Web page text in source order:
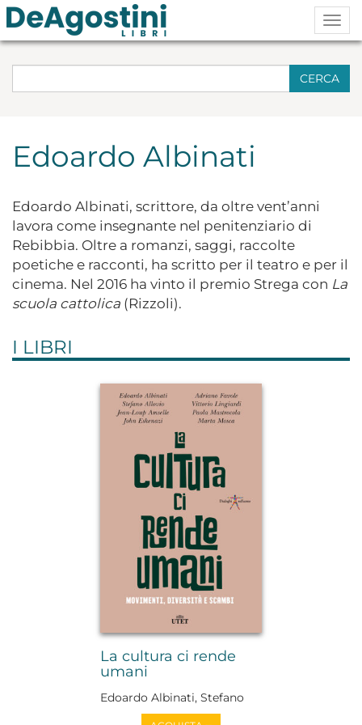
CERCA
Edoardo Albinati
Edoardo Albinati, scrittore, da oltre vent’anni
lavora come insegnante nel penitenziario di
Rebibbia. Oltre a romanzi, saggi, raccolte
poetiche e racconti, ha scritto per il teatro e per il
cinema. Nel 2016 ha vinto il premio Strega con La
scuola cattolica (Rizzoli).
I LIBRI
La cultura ci rende
umani
Edoardo Albinati, Stefano
Allovio, Jean-Loup Amselle,